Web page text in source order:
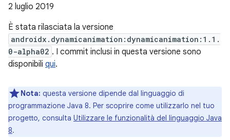
2 luglio 2019
È stata rilasciata la versione
androidx.dynamicanimation:dynamicanimation:1.1.
0-alpha02 . I commit inclusi in questa versione sono
disponibili qui.
Nota: questa versione dipende dal linguaggio di
programmazione Java 8. Per scoprire come utilizzarlo nel tuo
progetto, consulta Utilizzare le funzionalità del linguaggio Java
8.